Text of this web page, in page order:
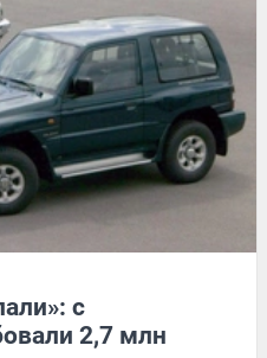
с
2,7 млн